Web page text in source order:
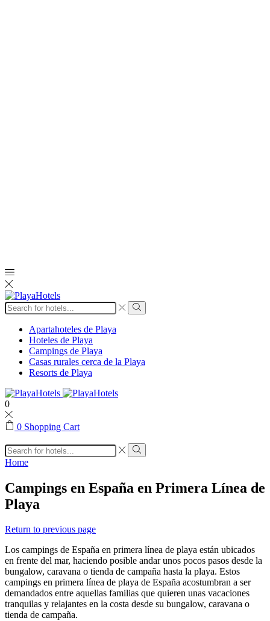
Apartahoteles de Playa
Hoteles de Playa
Campings de Playa
Casas rurales cerca de la Playa
Resorts de Playa
0
0 Shopping Cart
Home
Campings en España en Primera Línea de
Playa
Return to previous page
Los campings de España en primera línea de playa están ubicados
en frente del mar, haciendo posible andar unos pocos pasos desde la
bungalow, caravana o tienda de campaña hasta la playa. Estos
campings en primera línea de playa de España acostumbran a ser
demandados entre aquellas familias que quieren unas vacaciones
tranquilas y relajantes en la costa desde su bungalow, caravana o
tienda de campaña.